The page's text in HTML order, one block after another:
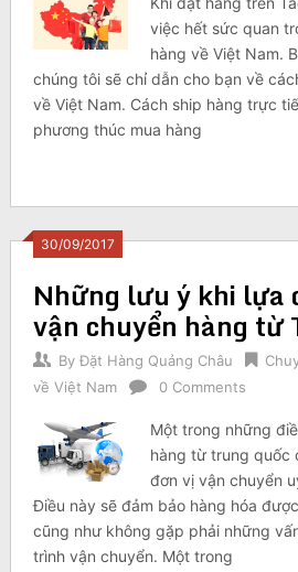
việc hết sức quan
hàng về Việt Nam.
chúng tôi sẽ chỉ dẫn cho bạn về
về Việt Nam. Cách ship hàng trực
phương thúc mua hàng
30/09/2017
Những lưu ý khi lựa
vận chuyển hàng từ
By Đặt Hàng Quảng Châu
về Việt Nam
0 Comments
Một trong những
hàng từ trung quốc
đơn vị vận chuyển
Điều này sẽ đảm bảo hàng hóa
cũng như không gặp phải những
trình vận chuyển. Một trong